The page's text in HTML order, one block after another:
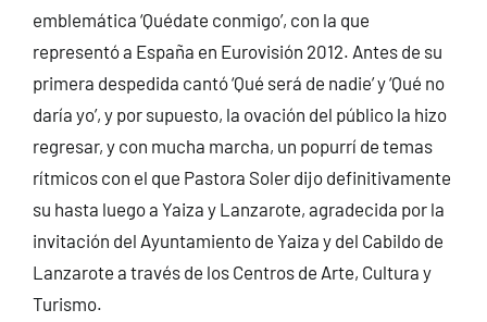
emblemática ‘Quédate conmigo’, con la que
representó a España en Eurovisión 2012. Antes de su
primera despedida cantó ‘Qué será de nadie’ y ‘Qué no
daría yo’, y por supuesto, la ovación del público la hizo
regresar, y con mucha marcha, un popurrí de temas
rítmicos con el que Pastora Soler dijo definitivamente
su hasta luego a Yaiza y Lanzarote, agradecida por la
invitación del Ayuntamiento de Yaiza y del Cabildo de
Lanzarote a través de los Centros de Arte, Cultura y
Turismo.